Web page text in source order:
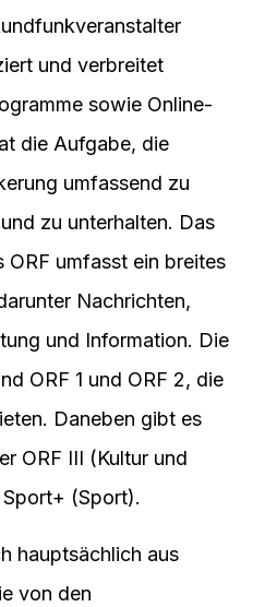
und verbreitet
sowie Online-
die Aufgabe, die
umfassend zu
zu unterhalten. Das
ORF umfasst ein breites
Nachrichten,
und Information. Die
ORF 1 und ORF 2, die
Daneben gibt es
ORF III (Kultur und
(Sport).
hauptsächlich aus
von den